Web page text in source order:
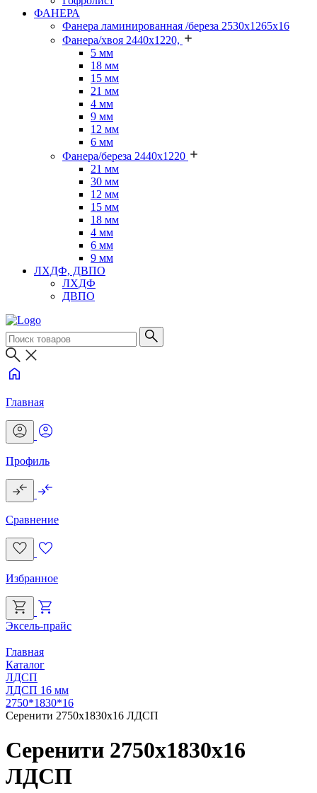
ФАНЕРА
Фанера ламинированная /береза 2530х1265х16
Фанера/хвоя 2440х1220,
5 мм
18 мм
15 мм
21 мм
4 мм
9 мм
12 мм
6 мм
Фанера/береза 2440х1220
21 мм
30 мм
12 мм
15 мм
18 мм
4 мм
6 мм
9 мм
ЛХДФ, ДВПО
ЛХДФ
ДВПО
Главная
Профиль
Сравнение
Избранное
Эксель-прайс
Главная
Каталог
ЛДСП
ЛДСП 16 мм
2750*1830*16
Серенити 2750х1830х16 ЛДСП
Серенити 2750х1830х16
ЛДСП